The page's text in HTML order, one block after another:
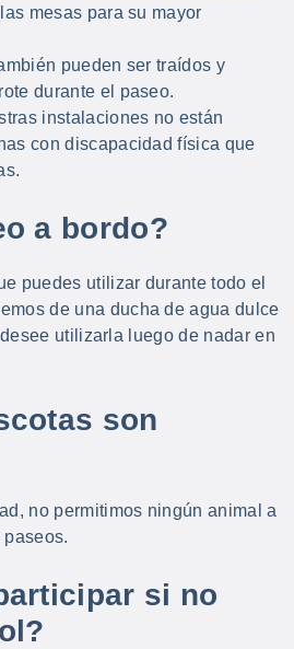
mesas para su mayor
pueden ser traídos y
durante el paseo.
instalaciones no están
con discapacidad física que
a bordo?
puedes utilizar durante todo el
de una ducha de agua dulce
utilizarla luego de nadar en
son
no permitimos ningún animal a
paseos.
si no